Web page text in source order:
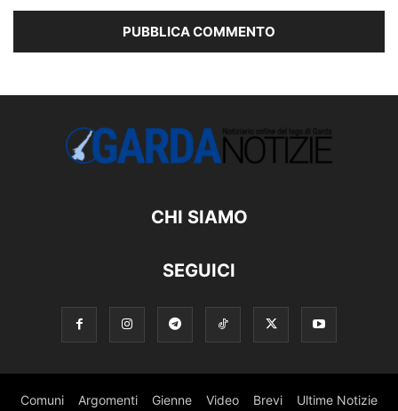
CHI SIAMO
SEGUICI
Comuni Argomenti Gienne Video Brevi Ultime Notizie